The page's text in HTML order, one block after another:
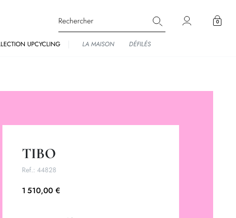
0
UPCYCLING LA MAISON DÉFILÉS
TIBO
Ref.: 44828
1 510,00 €